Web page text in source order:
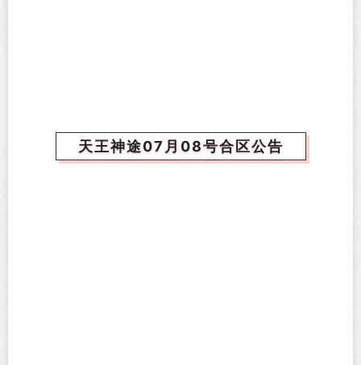
天王神途07月08号合区公告